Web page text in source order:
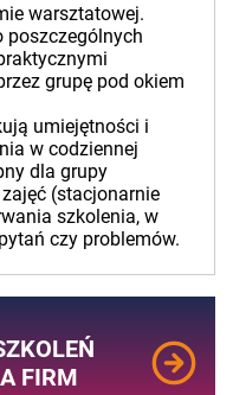
warsztatowej.
poszczególnych
grupę pod okiem
umiejętności i
w codziennej
dla grupy
(stacjonarnie
szkolenia, w
czy problemów.
FIRM